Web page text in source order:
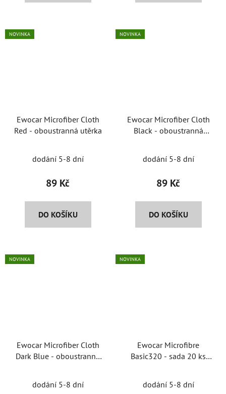
NOVINKA
Ewocar Microfiber Cloth
Red - oboustranná utěrka
dodání 5-8 dní
89 Kč
DO KOŠÍKU
NOVINKA
Ewocar Microfiber Cloth
Black - oboustranná
dodání 5-8 dní
89 Kč
DO KOŠÍKU
NOVINKA
Ewocar Microfiber Cloth
Dark Blue - oboustranná
dodání 5-8 dní
NOVINKA
Ewocar Microfibre
Basic320 - sada 20 ks
dodání 5-8 dní